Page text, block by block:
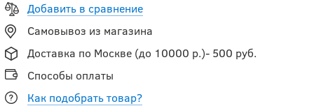
Добавить в сравнение
Самовывоз из магазина
Доставка по Москве (до 10000 р.)- 500 руб.
Способы оплаты
Как подобрать товар?